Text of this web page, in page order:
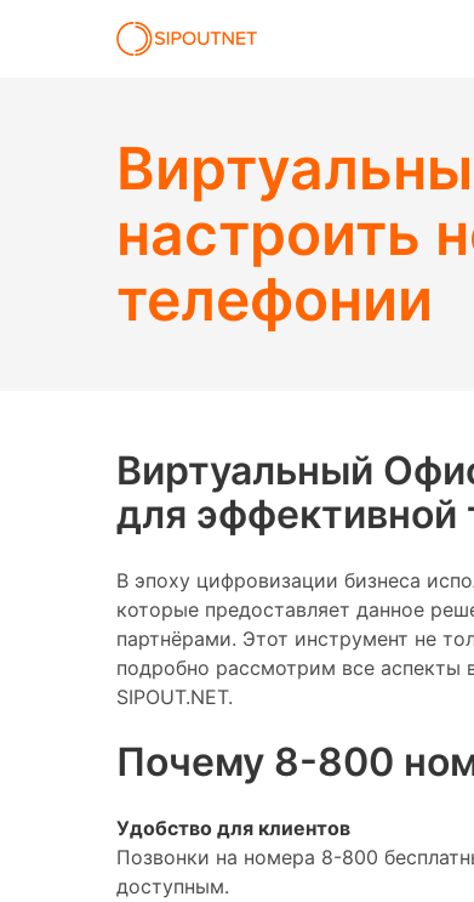
настроить
телефонии
Виртуальный
для эффективной
В эпоху цифровизации бизнеса
которые предоставляет данное
партнёрами. Этот инструмент не
подробно рассмотрим все аспекты
SIPOUT.NET.
Почему 8-800
Удобство для клиентов
Позвонки на номера 8-800
доступным.